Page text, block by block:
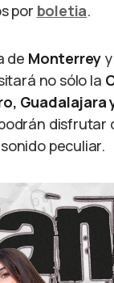
por boletia.
de Monterrey
no sólo la
Guadalajara
disfrutar
peculiar.